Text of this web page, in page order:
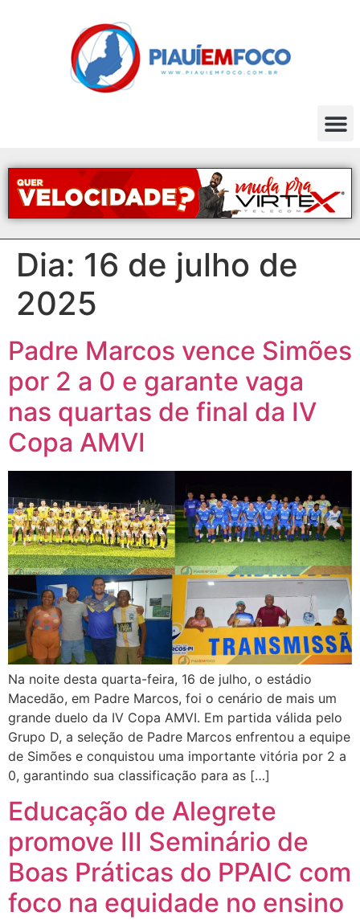
Dia: 16 de julho de
2025
Padre Marcos vence Simões
por 2 a 0 e garante vaga
nas quartas de final da IV
Copa AMVI
Na noite desta quarta-feira, 16 de julho, o estádio
Macedão, em Padre Marcos, foi o cenário de mais um
grande duelo da IV Copa AMVI. Em partida válida pelo
Grupo D, a seleção de Padre Marcos enfrentou a equipe
de Simões e conquistou uma importante vitória por 2 a
0, garantindo sua classificação para as […]
Educação de Alegrete
promove III Seminário de
Boas Práticas do PPAIC com
foco na equidade no ensino